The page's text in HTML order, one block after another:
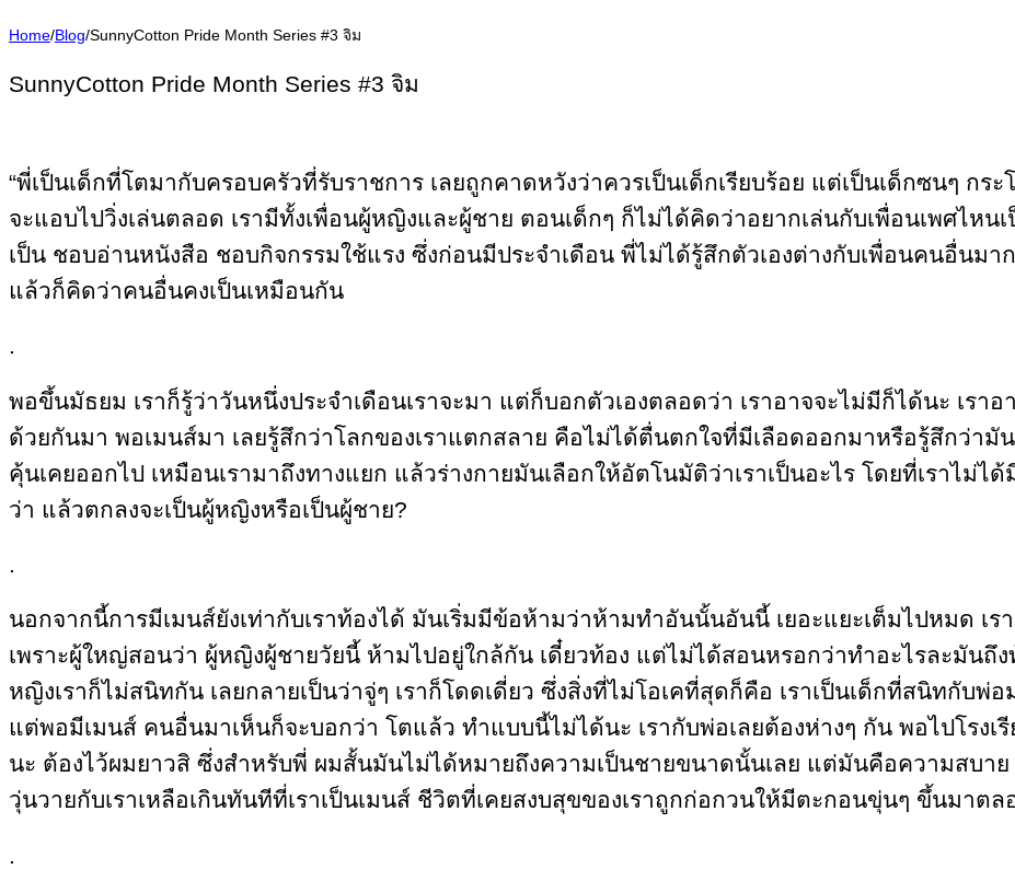
Home/Blog/SunnyCotton Pride Month Series #3 จิม
SunnyCotton Pride Month Series #3 จิม
“พี่เป็นเด็กที่โตมากับครอบครัวที่รับราชการ เลยถูกคาดหวังว่าควรเป็นเด็กเรียบร้อย แต่เป็นเด็กซนๆ กร
จะแอบไปวิ่งเล่นตลอด เรามีทั้งเพื่อนผู้หญิงและผู้ชาย ตอนเด็กๆ ก็ไม่ได้คิดว่าอยากเล่นกับเพื่อนเพศไหน
เป็น ชอบอ่านหนังสือ ชอบกิจกรรมใช้แรง ซึ่งก่อนมีประจำเดือน พี่ไม่ได้รู้สึกตัวเองต่างกับเพื่อนคนอื่นมา
แล้วก็คิดว่าคนอื่นคงเป็นเหมือนกัน
.
พอขึ้นมัธยม เราก็รู้ว่าวันหนึ่งประจำเดือนเราจะมา แต่ก็บอกตัวเองตลอดว่า เราอาจจะไม่มีก็ได้นะ เรา
ด้วยกันมา พอเมนส์มา เลยรู้สึกว่าโลกของเราแตกสลาย คือไม่ได้ตื่นตกใจที่มีเลือดออกมาหรือรู้สึกว่ามั
คุ้นเคยออกไป เหมือนเรามาถึงทางแยก แล้วร่างกายมันเลือกให้อัตโนมัติว่าเราเป็นอะไร โดยที่เราไม่ไ
ว่า แล้วตกลงจะเป็นผู้หญิงหรือเป็นผู้ชาย?
.
นอกจากนี้การมีเมนส์ยังเท่ากับเราท้องได้ มันเริ่มมีข้อห้ามว่าห้ามทำอันนั้นอันนี้ เยอะแยะเต็มไปหมด เร
เพราะผู้ใหญ่สอนว่า ผู้หญิงผู้ชายวัยนี้ ห้ามไปอยู่ใกล้กัน เดี๋ยวท้อง แต่ไม่ได้สอนหรอกว่าทำอะไรละมันถึง
หญิงเราก็ไม่สนิทกัน เลยกลายเป็นว่าจู่ๆ เราก็โดดเดี่ยว ซึ่งสิ่งที่ไม่โอเคที่สุดก็คือ เราเป็นเด็กที่สนิทกับ
แต่พอมีเมนส์ คนอื่นมาเห็นก็จะบอกว่า โตแล้ว ทำแบบนี้ไม่ได้นะ เรากับพ่อเลยต้องห่างๆ กัน พอไปโรงเ
นะ ต้องไว้ผมยาวสิ ซึ่งสำหรับพี่ ผมสั้นมันไม่ได้หมายถึงความเป็นชายขนาดนั้นเลย แต่มันคือความสบาย
วุ่นวายกับเราเหลือเกินทันทีที่เราเป็นเมนส์ ชีวิตที่เคยสงบสุขของเราถูกก่อกวนให้มีตะกอนขุ่นๆ ขึ้นมาตล
.